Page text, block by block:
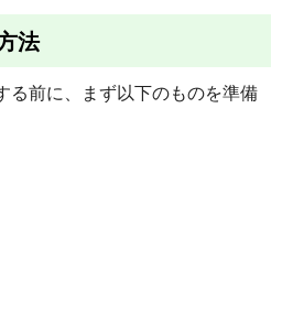
法
る前に、まず以下のものを準備